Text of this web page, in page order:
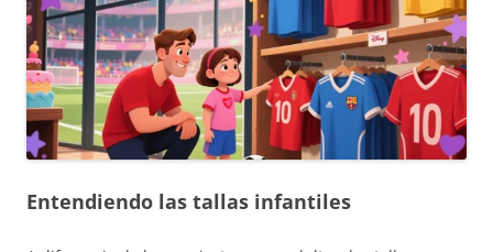
Entendiendo las tallas infantiles